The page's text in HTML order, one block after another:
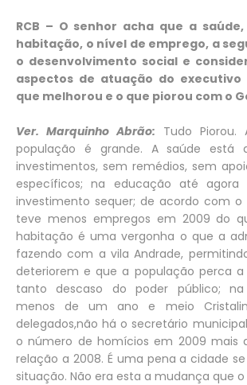
RCB – O senhor acha que a
habitação, o nível de emprego, a
o desenvolvimento social e
aspectos de atuação do executivo
que melhorou e o que piorou com o
Ver. Marquinho Abrão: Tudo Piorou.
população é grande. A saúde está
investimentos, sem remédios, sem
específicos; na educação até
investimento sequer; de acordo com o
teve menos empregos em 2009 do
habitação é uma vergonha o que a
fazendo com a vila Andrade,
deteriorem e que a população perca
tanto descaso do poder público;
menos de um ano e meio
delegados,não há o secretário
o número de homícios em 2009 mais
relação a 2008. É uma pena a cidade
situação. Não era esta a mudança que